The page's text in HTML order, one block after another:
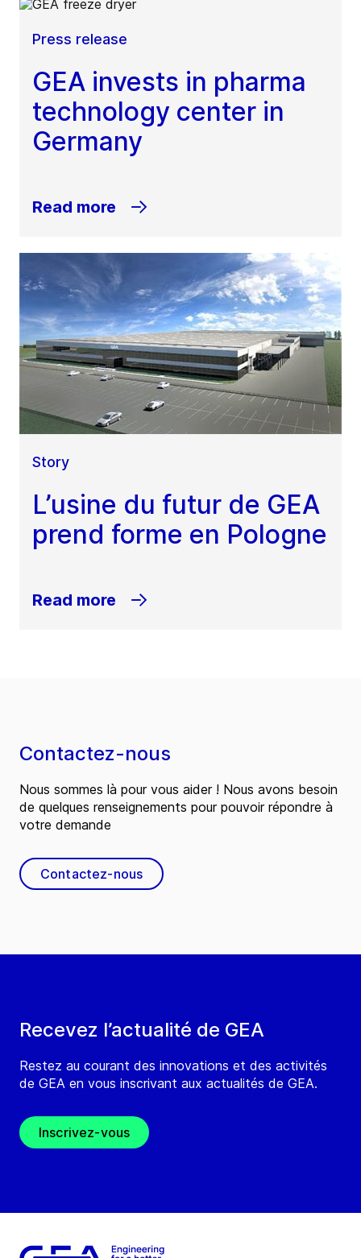
Press release
GEA invests in pharma
technology center in
Germany
Read more
Story
L’usine du futur de GEA
prend forme en Pologne
Read more
Recevez l’actualité de GEA
Restez au courant des innovations et des activités
de GEA en vous inscrivant aux actualités de GEA.
Inscrivez-vous
Contactez-nous
Nous sommes là pour vous aider ! Nous avons besoin
de quelques renseignements pour pouvoir répondre à
votre demande
Contactez-nous